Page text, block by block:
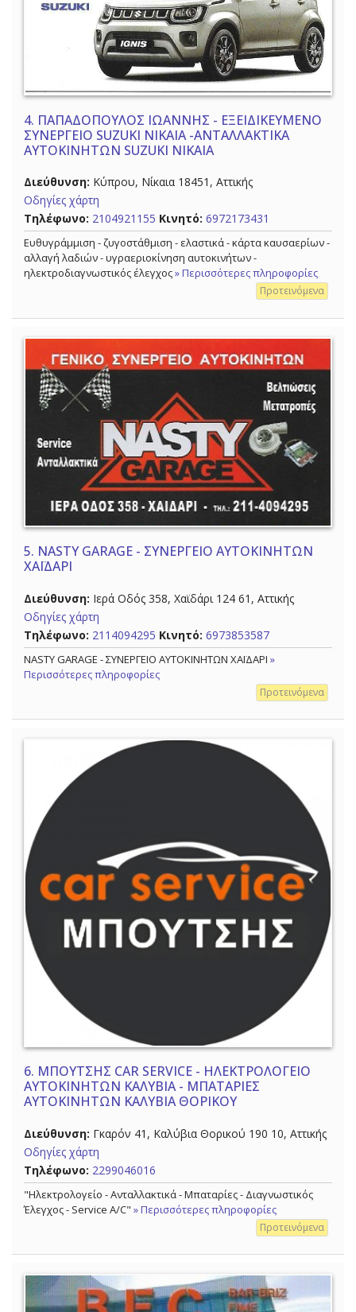
4. ΠΑΠΑΔΟΠΟΥΛΟΣ ΙΩΑΝΝΗΣ - ΕΞΕΙΔΙΚΕΥΜΕΝΟ
ΣΥΝΕΡΓΕΙΟ SUZUKI ΝΙΚΑΙΑ -ΑΝΤΑΛΛΑΚΤΙΚΑ
ΑΥΤΟΚΙΝΗΤΩΝ SUZUKI ΝΙΚΑΙΑ
Διεύθυνση: Κύπρου, Νίκαια 18451, Αττικής
Οδηγίες χάρτη
Τηλέφωνο: 2104921155 Κινητό: 6972173431
Ευθυγράμμιση - ζυγοστάθμιση - ελαστικά - κάρτα καυσαερίων -
αλλαγή λαδιών - υγραεριοκίνηση αυτοκινήτων -
ηλεκτροδιαγνωστικός έλεγχος» Περισσότερες πληροφορίες
Προτεινόμενα
5. NASTY GARAGE - ΣΥΝΕΡΓΕΙΟ ΑΥΤΟΚΙΝΗΤΩΝ
ΧΑΪΔΑΡΙ
Διεύθυνση: Ιερά Οδός 358, Χαϊδάρι 124 61, Αττικής
Οδηγίες χάρτη
Τηλέφωνο: 2114094295 Κινητό: 6973853587
NASTY GARAGE - ΣΥΝΕΡΓΕΙΟ ΑΥΤΟΚΙΝΗΤΩΝ ΧΑΪΔΑΡΙ »
Περισσότερες πληροφορίες
Προτεινόμενα
6. ΜΠΟΥΤΣΗΣ CAR SERVICE - ΗΛΕΚΤΡΟΛΟΓΕΙΟ
ΑΥΤΟΚΙΝΗΤΩΝ ΚΑΛΥΒΙΑ - ΜΠΑΤΑΡΙΕΣ
ΑΥΤΟΚΙΝΗΤΩΝ ΚΑΛΥΒΙΑ ΘΟΡΙΚΟΥ
Διεύθυνση: Γκαρόν 41, Καλύβια Θορικού 190 10, Αττικής
Οδηγίες χάρτη
Τηλέφωνο: 2299046016
"Ηλεκτρολογείο - Ανταλλακτικά - Μπαταρίες - Διαγνωστικός
Έλεγχος - Service A/C" » Περισσότερες πληροφορίες
Προτεινόμενα